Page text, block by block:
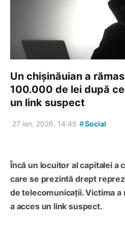
Un chișinăuian a
100.000 de lei după
un link suspect
27 ian. 2026, 14:45 #Social
Încă un locuitor al capitalei a
care se prezintă drept
de telecomunicații. Victima a
a acces un link suspect.